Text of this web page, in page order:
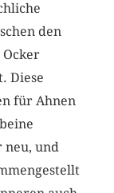
den
Ocker
Diese
für Ahnen
und